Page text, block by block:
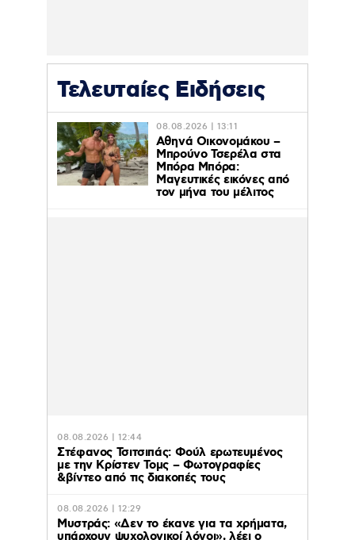
Τελευταίες Ειδήσεις
08.08.2026 | 13:11
Αθηνά Οικονομάκου –
Μπρούνο Τσερέλα στα
Μπόρα Μπόρα:
Mαγευτικές εικόνες από
τον μήνα του μέλιτος
08.08.2026 | 12:44
Στέφανος Τσιτσιπάς: Φούλ ερωτευμένος
με την Κρίστεν Τομς – Φωτογραφίες
&βίντεο από τις διακοπές τους
08.08.2026 | 12:29
Μυστράς: «Δεν το έκανε για τα χρήματα,
υπάρχουν ψυχολογικοί λόγοι», λέει ο